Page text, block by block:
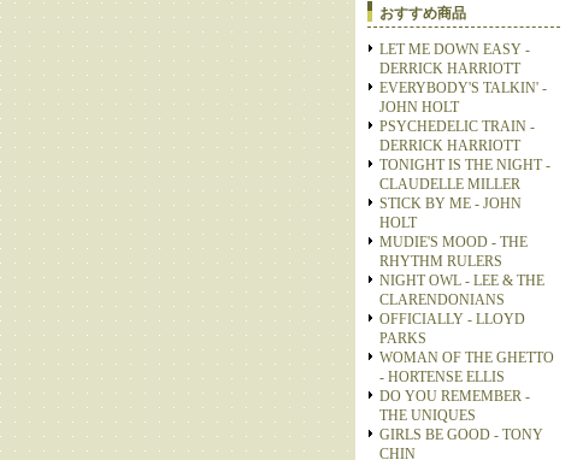
おすすめ商品
LET ME DOWN EASY -
DERRICK HARRIOTT
EVERYBODY'S TALKIN' -
JOHN HOLT
PSYCHEDELIC TRAIN -
DERRICK HARRIOTT
TONIGHT IS THE NIGHT -
CLAUDELLE MILLER
STICK BY ME - JOHN
HOLT
MUDIE'S MOOD - THE
RHYTHM RULERS
NIGHT OWL - LEE & THE
CLARENDONIANS
OFFICIALLY - LLOYD
PARKS
WOMAN OF THE GHETTO
- HORTENSE ELLIS
DO YOU REMEMBER -
THE UNIQUES
GIRLS BE GOOD - TONY
CHIN